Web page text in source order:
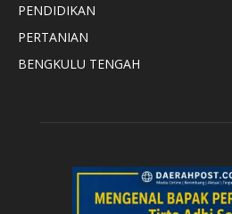
PENDIDIKAN
PERTANIAN
BENGKULU TENGAH